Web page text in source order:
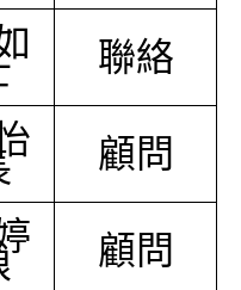
聯絡
顧問
顧問